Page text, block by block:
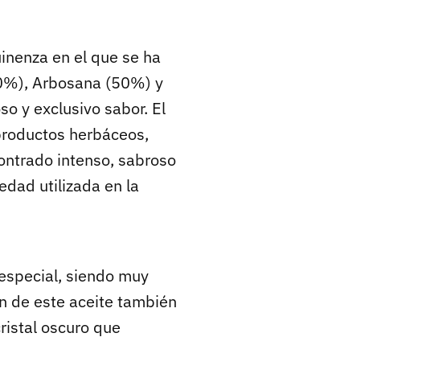
en el que se ha
Arbosana (50%) y
y exclusivo sabor. El
herbáceos,
intenso, sabroso
utilizada en la
siendo muy
de este aceite también
oscuro que